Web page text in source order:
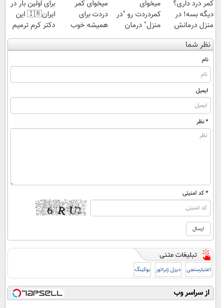
کمر درد داری؟
دیگه بسه! در
منزل درمانش
کن
(◀پرسش‌نامه)
میخوای
کمردردت رو "در
منزل" درمان
کنی؟ (◂فیلم +
◂پرسش‌نامه)
میخوای کمر
دردت برای
همیشه خوب
شه؟ ◀
پرسش‌نامه رو پر
برای اولین بار در
ایران🇮🇷 این
دکتر کرم ترمیم
کننده 23 روزه
ساخت!
نظر شما
نام
ایمیل
* نظر
* کد امنیتی
اعتبارسنجی دیزل ژنراتور بوکینگ
از سراسر وب